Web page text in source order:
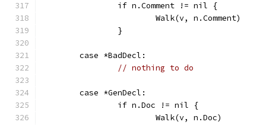
		if n.Comment != nil {
			Walk(v, n.Comment)
		}
	case *BadDecl:
// nothing to do
	case *GenDecl:
		if n.Doc != nil {
			Walk(v, n.Doc)